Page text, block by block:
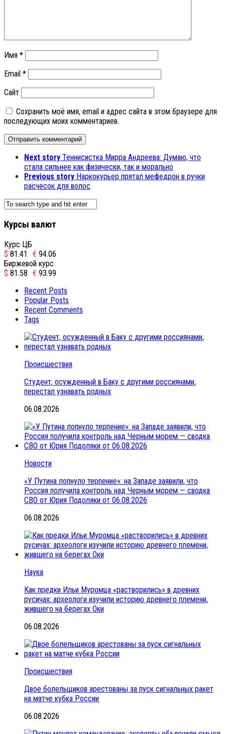
Имя *
Email *
Сайт
Сохранить моё имя, email и адрес сайта в этом браузере для
последующих моих комментариев.
Next story Теннисистка Мирра Андреева: Думаю, что
стала сильнее как физически, так и морально
Previous story Наркокурьер прятал мефедрон в ручки
расчесок для волос
Курсы валют
Курс ЦБ
$ 81.41 € 94.06
Биржевой курс
$ 81.58 € 93.99
Recent Posts
Popular Posts
Recent Comments
Tags
Происшествия
Студент, осужденный в Баку с другими россиянами,
перестал узнавать родных
06.08.2026
Новости
«У Путина лопнуло терпение»: на Западе заявили, что
Россия получила контроль над Черным морем — сводка
СВО от Юрия Подоляки от 06.08.2026
06.08.2026
Наука
Как предки Ильи Муромца «растворились» в древних
русичах: археологи изучили историю древнего племени,
жившего на берегах Оки
06.08.2026
Происшествия
Двое болельщиков арестованы за пуск сигнальных ракет
на матче кубка России
06.08.2026